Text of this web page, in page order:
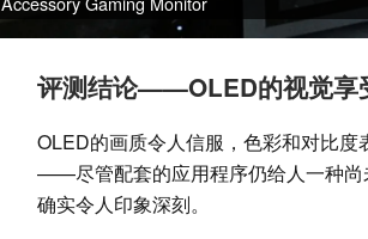
评测结论——OLED的视觉享
OLED的画质令人信服，色彩和对比
——尽管配套的应用程序仍给人一种尚
确实令人印象深刻。